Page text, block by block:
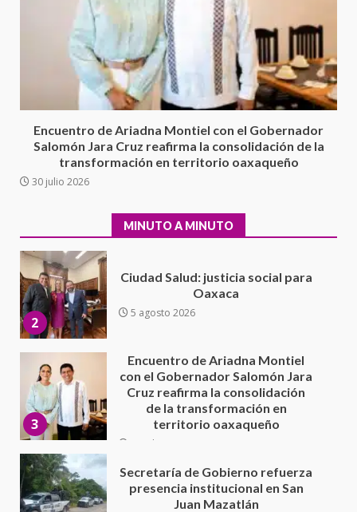
Encuentro de Ariadna Montiel con el Gobernador
Salomón Jara Cruz reafirma la consolidación de la
transformación en territorio oaxaqueño
30 julio 2026
MINUTO A MINUTO
26 junio 2026
Exhorta Poder Legislativo al
IEEPO y al Iocied a realizar una
evaluación técnica y estructural
integral de las instalaciones de la
Moisés Sáenz Garza
5 agosto 2026
5 agosto 2026
3
con el Gobernador Salomón Jara
Cruz reafirma la consolidación
de la transformación en
4
Secretaría de Gobierno refuerza
presencia institucional en San
Juan Mazatlán
20 julio 2026
Sanciona Municipio de Oaxaca
de Juárez caso de maltrato
animal tras denuncia ciudadana